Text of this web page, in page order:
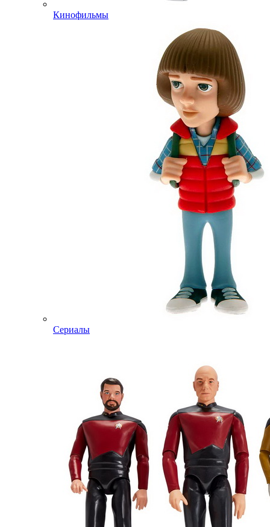
Кинофильмы
Сериалы